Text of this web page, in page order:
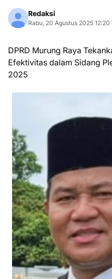
Redaksi
Rabu, 20 Agustus 2025 12:20
DPRD Murung Raya
Efektivitas dalam Sidang
2025